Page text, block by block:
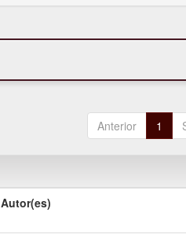
Anterior 1
Autor(es)